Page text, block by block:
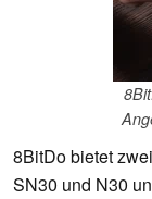
8BitDo bietet
SN30 und N30